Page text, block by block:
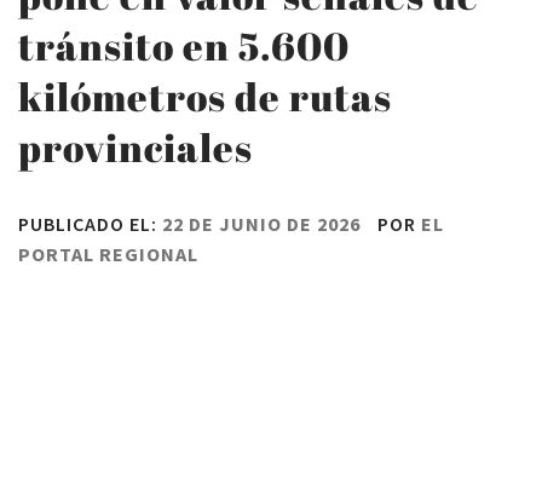
tránsito en 5.600
kilómetros de rutas
provinciales
PUBLICADO EL: 22 DE JUNIO DE 2026 POR EL
PORTAL REGIONAL